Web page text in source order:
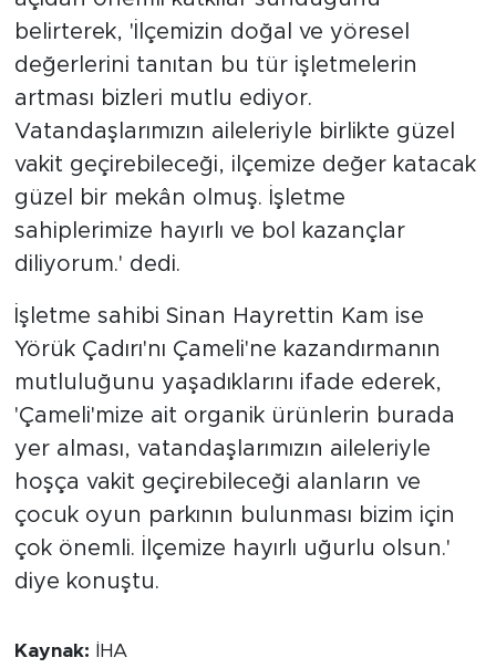
belirterek, 'İlçemizin doğal ve yöresel
değerlerini tanıtan bu tür işletmelerin
artması bizleri mutlu ediyor.
Vatandaşlarımızın aileleriyle birlikte güzel
vakit geçirebileceği, ilçemize değer katacak
güzel bir mekân olmuş. İşletme
sahiplerimize hayırlı ve bol kazançlar
diliyorum.' dedi.
İşletme sahibi Sinan Hayrettin Kam ise
Yörük Çadırı'nı Çameli'ne kazandırmanın
mutluluğunu yaşadıklarını ifade ederek,
'Çameli'mize ait organik ürünlerin burada
yer alması, vatandaşlarımızın aileleriyle
hoşça vakit geçirebileceği alanların ve
çocuk oyun parkının bulunması bizim için
çok önemli. İlçemize hayırlı uğurlu olsun.'
diye konuştu.
Kaynak: İHA